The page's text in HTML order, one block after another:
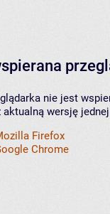
nie jest
aktualną wersję
Firefox
Chrome